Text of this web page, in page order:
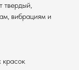
твердый,
вибрациям и
красок